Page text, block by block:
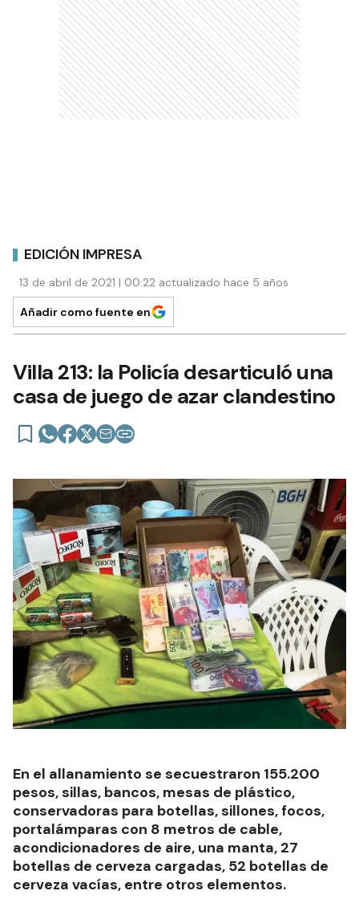
EDICIÓN IMPRESA
13 de abril de 2021 | 00:22 actualizado hace 5 años
Añadir como fuente en
Villa 213: la Policía desarticuló una
casa de juego de azar clandestino
En el allanamiento se secuestraron 155.200
pesos, sillas, bancos, mesas de plástico,
conservadoras para botellas, sillones, focos,
portalámparas con 8 metros de cable,
acondicionadores de aire, una manta, 27
botellas de cerveza cargadas, 52 botellas de
cerveza vacías, entre otros elementos.